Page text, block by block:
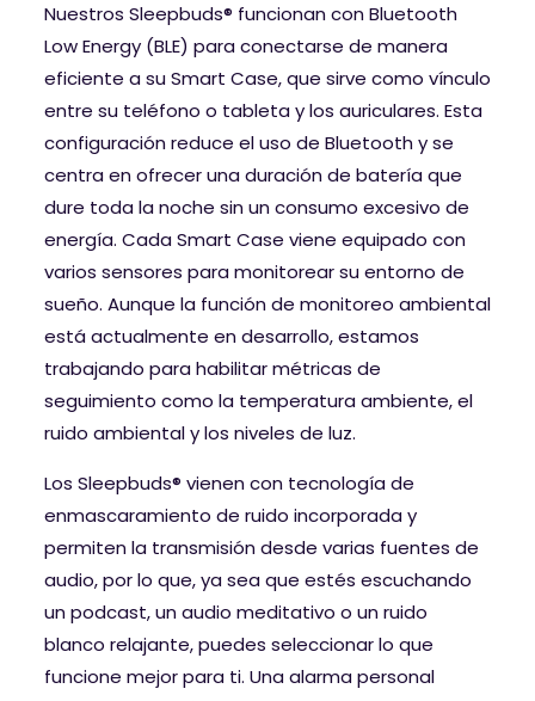
Nuestros Sleepbuds® funcionan con Bluetooth
Low Energy (BLE) para conectarse de manera
eficiente a su Smart Case, que sirve como vínculo
entre su teléfono o tableta y los auriculares. Esta
configuración reduce el uso de Bluetooth y se
centra en ofrecer una duración de batería que
dure toda la noche sin un consumo excesivo de
energía. Cada Smart Case viene equipado con
varios sensores para monitorear su entorno de
sueño. Aunque la función de monitoreo ambiental
está actualmente en desarrollo, estamos
trabajando para habilitar métricas de
seguimiento como la temperatura ambiente, el
ruido ambiental y los niveles de luz.
Los Sleepbuds® vienen con tecnología de
enmascaramiento de ruido incorporada y
permiten la transmisión desde varias fuentes de
audio, por lo que, ya sea que estés escuchando
un podcast, un audio meditativo o un ruido
blanco relajante, puedes seleccionar lo que
funcione mejor para ti. Una alarma personal